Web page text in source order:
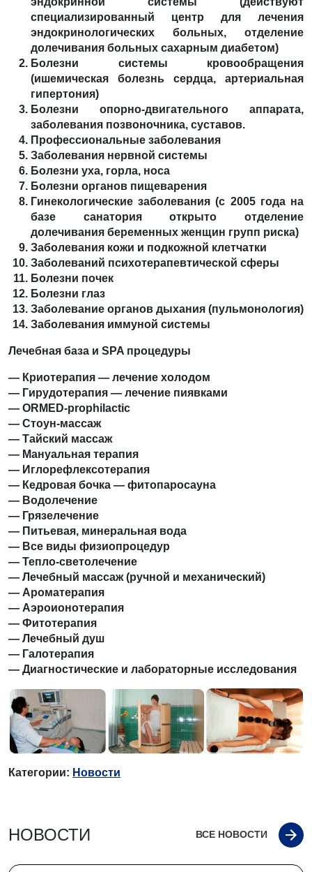
специализированный центр для лечения
эндокринологических больных, отделение
долечивания больных сахарным диабетом)
Болезни системы кровообращения
(ишемическая болезнь сердца, артериальная
гипертония)
Болезни опорно-двигательного аппарата,
заболевания позвоночника, суставов.
Профессиональные заболевания
Заболевания нервной системы
Болезни уха, горла, носа
Болезни органов пищеварения
Гинекологические заболевания (с 2005 года на
базе санатория открыто отделение
долечивания беременных женщин групп риска)
Заболевания кожи и подкожной клетчатки
Заболеваний психотерапевтической сферы
Болезни почек
Болезни глаз
Заболевание органов дыхания (пульмонология)
Заболевания иммуной системы
Лечебная база и SPA процедуры
— Криотерапия — лечение холодом
— Гирудотерапия — лечение пиявками
— ORMED-prophilactic
— Стоун-массаж
— Тайский массаж
— Мануальная терапия
— Иглорефлексотерапия
— Кедровая бочка — фитопаросауна
— Водолечение
— Грязелечение
— Питьевая, минеральная вода
— Все виды физиопроцедур
— Тепло-светолечение
— Лечебный массаж (ручной и механический)
— Ароматерапия
— Аэроионотерапия
— Фитотерапия
— Лечебный душ
— Галотерапия
— Диагностические и лабораторные исследования
Категории: Новости
НОВОСТИ ВСЕ НОВОСТИ